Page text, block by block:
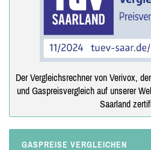
Der Vergleichsrechner von Verivox,
und Gaspreisvergleich auf unserer
Saarland
GASPREISE VERGLEICHEN